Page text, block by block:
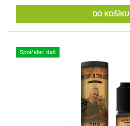
Spotřební daň